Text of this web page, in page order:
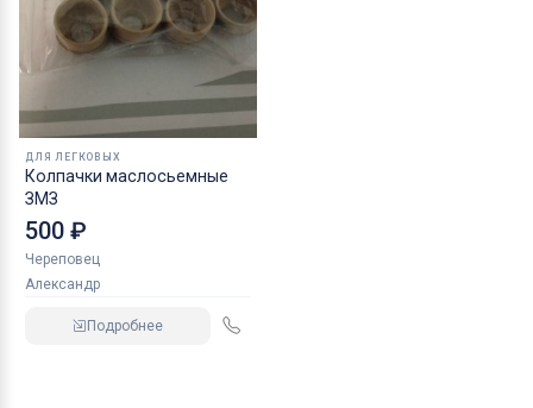
ДЛЯ ЛЕГКОВЫХ
Колпачки маслосьемные
ЗМЗ
500 ₽
Череповец
Александр
Подробнее